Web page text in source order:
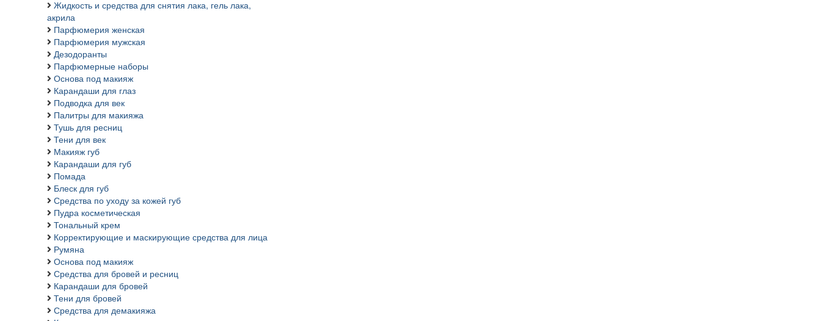
Жидкость и средства для снятия лака, гель лака,
акрила
Парфюмерия женская
Парфюмерия мужская
Дезодоранты
Парфюмерные наборы
Основа под макияж
Карандаши для глаз
Подводка для век
Палитры для макияжа
Тушь для ресниц
Тени для век
Макияж губ
Карандаши для губ
Помада
Блеск для губ
Средства по уходу за кожей губ
Пудра косметическая
Тональный крем
Корректирующие и маскирующие средства для лица
Румяна
Основа под макияж
Средства для бровей и ресниц
Карандаши для бровей
Тени для бровей
Средства для демакияжа